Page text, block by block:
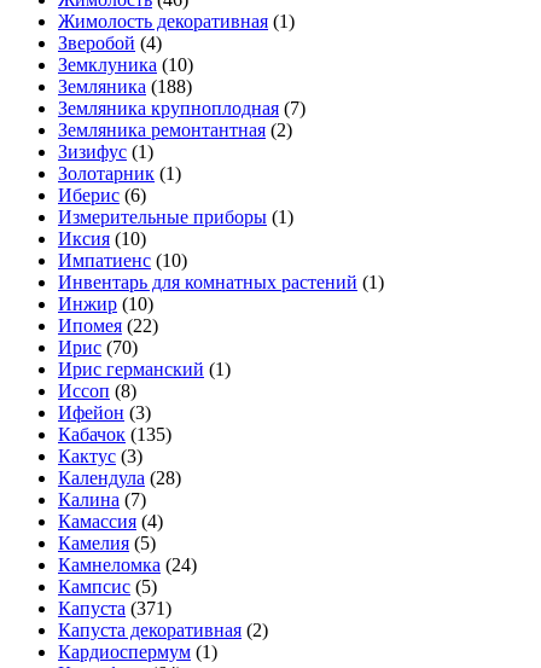
Жимолость декоративная (1)
Зверобой (4)
Земклуника (10)
Земляника (188)
Земляника крупноплодная (7)
Земляника ремонтантная (2)
Зизифус (1)
Золотарник (1)
Иберис (6)
Измерительные приборы (1)
Иксия (10)
Импатиенс (10)
Инвентарь для комнатных растений (1)
Инжир (10)
Ипомея (22)
Ирис (70)
Ирис германский (1)
Иссоп (8)
Ифейон (3)
Кабачок (135)
Кактус (3)
Календула (28)
Калина (7)
Камассия (4)
Камелия (5)
Камнеломка (24)
Кампсис (5)
Капуста (371)
Капуста декоративная (2)
Кардиоспермум (1)